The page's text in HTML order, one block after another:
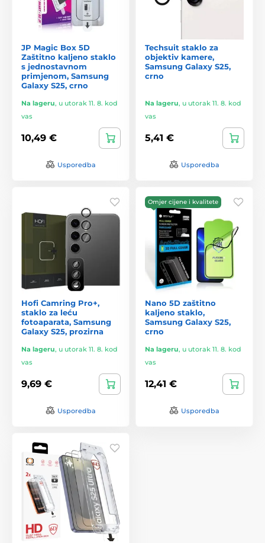
JP Magic Box 5D
Zaštitno kaljeno staklo
s jednostavnom
primjenom, Samsung
Galaxy S25, crno
Na lageru, u utorak 11. 8. kod
vas
10,49 €
Usporedba
Techsuit staklo za
objektiv kamere,
Samsung Galaxy S25,
crno
Na lageru, u utorak 11. 8. kod
vas
5,41 €
Usporedba
Hofi Camring Pro+,
staklo za leću
fotoaparata, Samsung
Galaxy S25, prozirna
Na lageru, u utorak 11. 8. kod
vas
9,69 €
Usporedba
Omjer cijene i kvalitete
Nano 5D zaštitno
kaljeno staklo,
Samsung Galaxy S25,
crno
Na lageru, u utorak 11. 8. kod
vas
12,41 €
Usporedba